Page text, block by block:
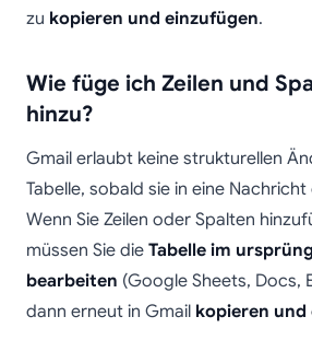
zu kopieren und einzufügen.
Wie füge ich Zeilen und
hinzu?
Gmail erlaubt keine strukturellen
Tabelle, sobald sie in eine
Wenn Sie Zeilen oder Spalten
müssen Sie die Tabelle im
bearbeiten (Google Sheets, Docs,
dann erneut in Gmail kopieren und